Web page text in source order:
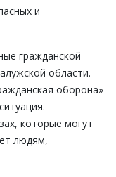
и
гражданской
области.
оборона»
которые могут
людям,